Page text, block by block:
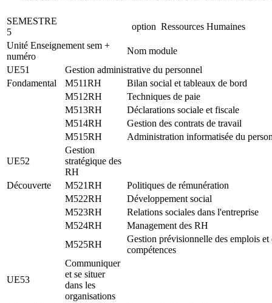
SEMESTRE
5
option Ressources Humaines
Unité Enseignement sem +
numéro
Nom module
UE51
Gestion administrative du personnel
Fondamental
M511RH
Bilan social et tableaux de bord
M512RH
Techniques de paie
M513RH
Déclarations sociale et fiscale
M514RH
Gestion des contrats de travail
M515RH
Administration informatisée du
UE52
Gestion
stratégique des
RH
Découverte
M521RH
Politiques de rémunération
M522RH
Développement social
M523RH
Relations sociales dans l'entreprise
M524RH
Management des RH
M525RH
Gestion prévisionnelle des emplois et
compétences
UE53
Communiquer
et se situer
dans les
organisations